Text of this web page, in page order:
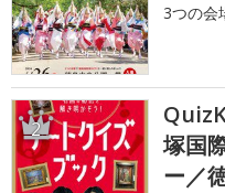
3つの会
2
塚国
ー／